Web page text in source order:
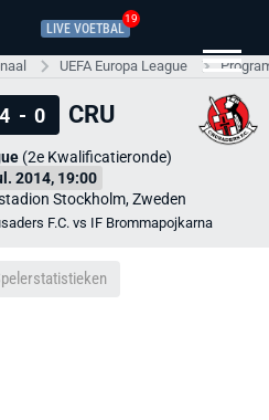
LIVE VOETBAL
19
UEFA Europa League
4 - 0 CRU
(2e Kwalificatieronde)
2014, 19:00
Stockholm, Zweden
F.C. vs IF Brommapojkarna